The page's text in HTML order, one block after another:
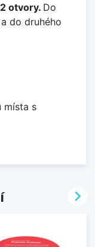
otvory. Do
do druhého
místa s
